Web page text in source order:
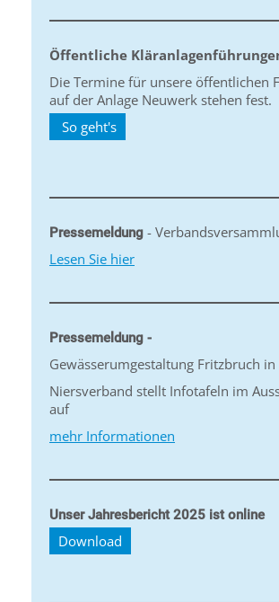
Öffentliche
Die Termine für unsere öffentlichen
auf der Anlage Neuwerk stehen fest.
So geht's
Pressemeldung -
Lesen Sie hier
Pressemeldung -
Gewässerumgestaltung Fritzbruch in
Niersverband stellt Infotafeln im
auf
mehr Informationen
Unser Jahresbericht 2025 ist online
Download